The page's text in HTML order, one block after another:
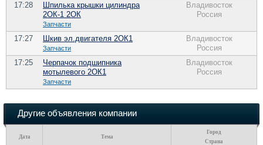
17:28
Шпилька крышки цилиндра
2ОК-1 2ОК
Запчасти
Владивосток
Россия
17:27 Шкив эл.двигателя 2ОК1
Запчасти
Владивосток
Россия
17:25
Черпачок подшипника
мотылевого 2ОК1
Запчасти
Владивосток
Россия
Другие объявления компании
Дата Тема
Город
Страна